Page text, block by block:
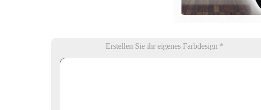
Erstellen Sie ihr eigenes Farbdesign *